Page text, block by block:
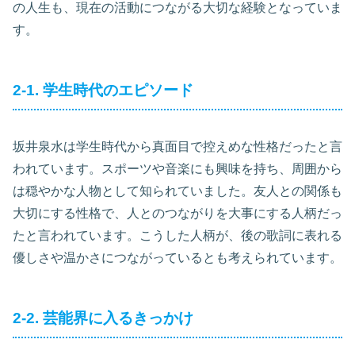
の人生も、現在の活動につながる大切な経験となっていま
す。
2-1. 学生時代のエピソード
坂井泉水は学生時代から真面目で控えめな性格だったと言
われています。スポーツや音楽にも興味を持ち、周囲から
は穏やかな人物として知られていました。友人との関係も
大切にする性格で、人とのつながりを大事にする人柄だっ
たと言われています。こうした人柄が、後の歌詞に表れる
優しさや温かさにつながっているとも考えられています。
2-2. 芸能界に入るきっかけ